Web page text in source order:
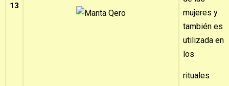
13
mujeres y
también es
utilizada en
los
rituales